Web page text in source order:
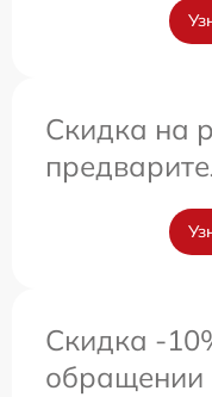
Скидка на
Скидка -
обращении